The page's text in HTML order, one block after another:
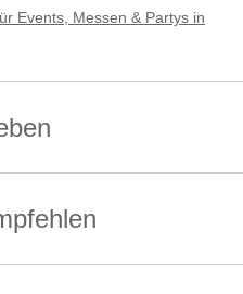
Uhr
Events, Messen & Partys in